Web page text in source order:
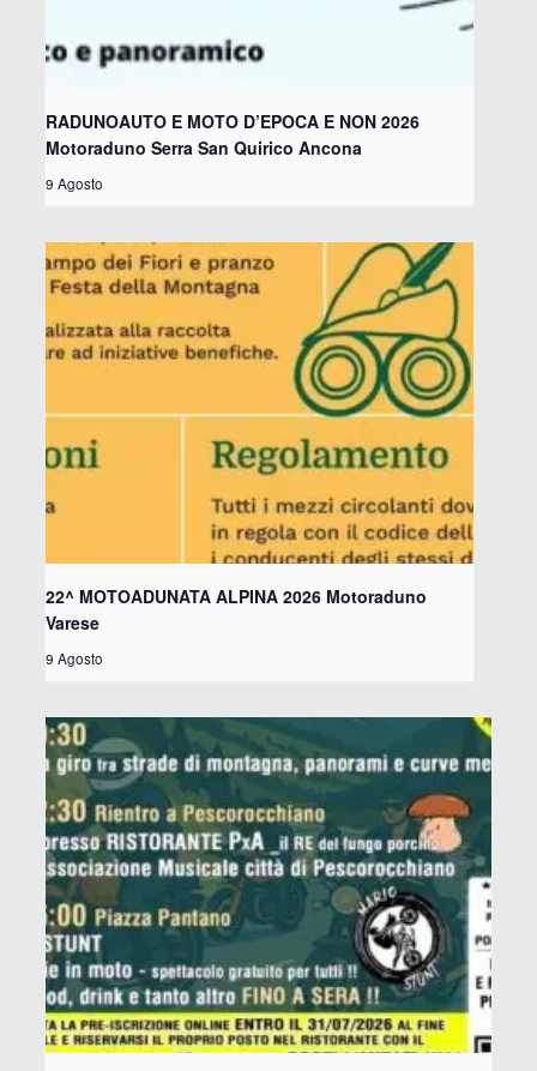
RADUNOAUTO E MOTO D’EPOCA E NON 2026
Motoraduno Serra San Quirico Ancona
9 Agosto
22^ MOTOADUNATA ALPINA 2026 Motoraduno
Varese
9 Agosto